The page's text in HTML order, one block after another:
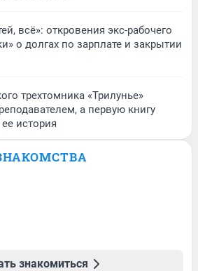
всё»: откровения экс-рабочего
о долгах по зарплате и закрытии
трехтомника «Трилунье»
а первую книгу
история
знакомиться